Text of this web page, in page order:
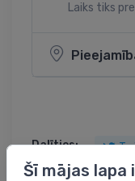
Laiks tiks
Dalīties:
Šī mājas